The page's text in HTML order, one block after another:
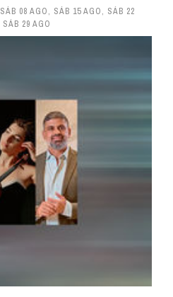
SÁB 08 AGO, SÁB 15 AGO, SÁB 22
SÁB 29 AGO